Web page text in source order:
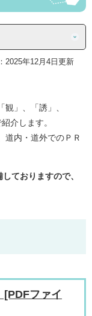
2025年12月4日更新
」、「誘」、
介します。
道内・道外でのＰＲ
ておりますので、
[PDFファイ